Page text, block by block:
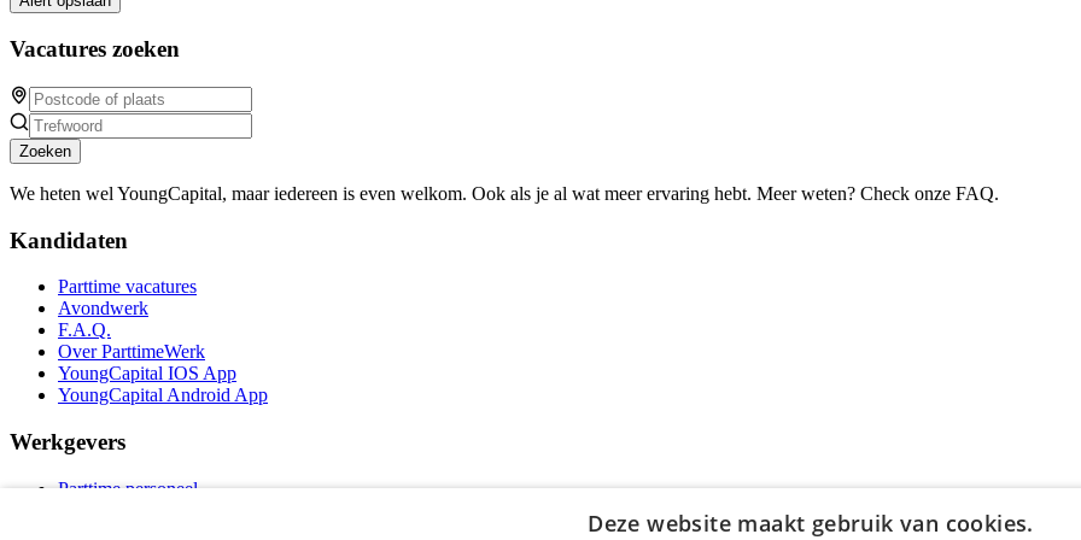
Vacatures zoeken
Zoeken
We heten wel YoungCapital, maar iedereen is even welkom. Ook als je al wat meer ervaring hebt. Meer weten? Check onze FAQ.
Kandidaten
Parttime vacatures
Avondwerk
F.A.Q.
Over ParttimeWerk
YoungCapital IOS App
YoungCapital Android App
Werkgevers
Parttime personeel
Deze website maakt gebruik van cookies.